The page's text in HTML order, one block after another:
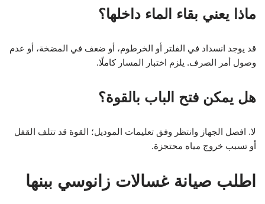
ماذا يعني بقاء الماء داخلها؟
قد يوجد انسداد في الفلتر أو الخرطوم، أو ضعف في المضخة، أو عدم
وصول أمر الصرف. يلزم اختبار المسار كاملًا.
هل يمكن فتح الباب بالقوة؟
لا. افصل الجهاز وانتظر وفق تعليمات الموديل؛ القوة قد تتلف القفل
أو تسبب خروج مياه محتجزة.
اطلب صيانة غسالات زانوسي ببنها